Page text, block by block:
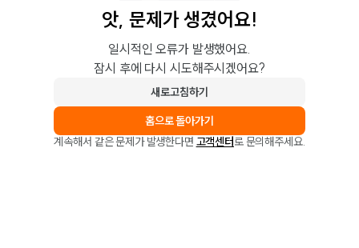
앗, 문제가 생겼어요!
일시적인 오류가 발생했어요.
잠시 후에 다시 시도해주시겠어요?
새로고침하기
홈으로 돌아가기
계속해서 같은 문제가 발생한다면 고객센터로 문의해주세요.